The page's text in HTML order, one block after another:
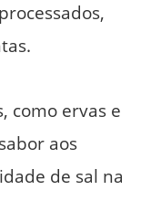
como ervas e
aos
de sal na